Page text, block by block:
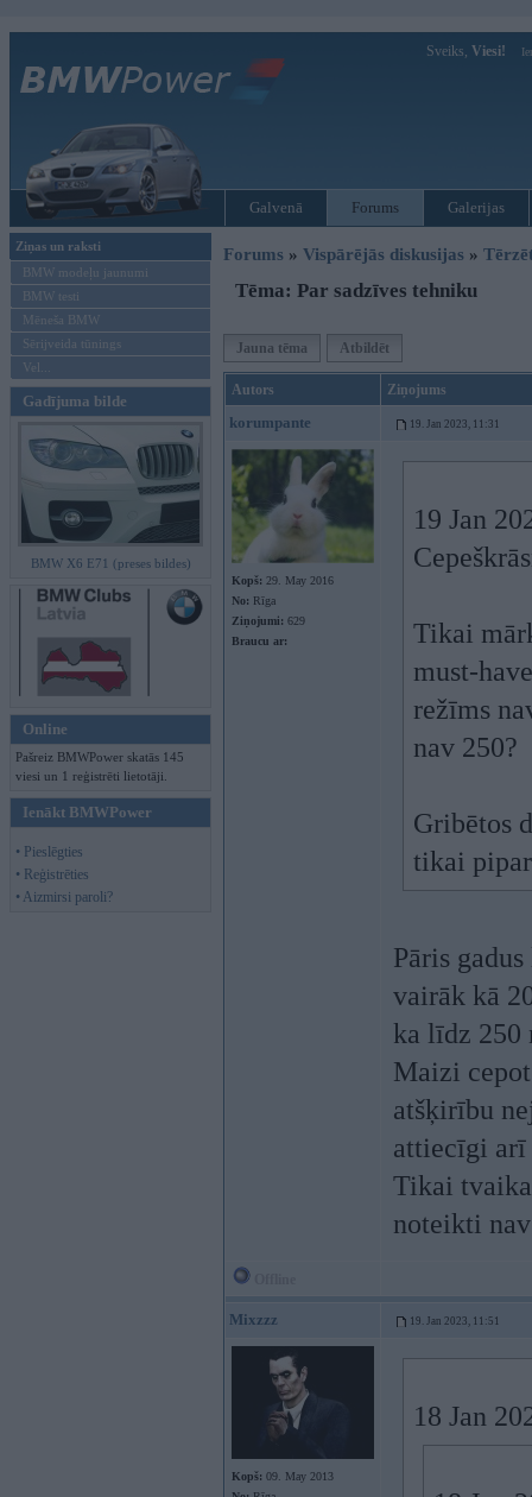
Sveiks, Viesi!
Galvenā Forums Galerijas
Ziņas un raksti
BMW modeļu jaunumi
BMW testi
Mēneša BMW
Sērijveida tūnings
Vel...
Gadījuma bilde
BMW X6 E71 (preses bildes)
Online
Pašreiz BMWPower skatās 145
viesi un 1 reģistrēti lietotāji.
Ienākt BMWPower
• Pieslēgties
• Reģistrēties
• Aizmirsi paroli?
Forums » Vispārējās diskusijas »
Tēma: Par sadzīves tehniku
Jauna tēma Atbildēt
Autors Ziņojums
korumpante 19. Jan 2023, 11:31
Kopš: 29. May 2016
No: Rīga
Ziņojumi: 629
Braucu ar:
19 Jan
Tikai
must-
režīms
nav 250?
Gribētos
tikai
Pāris
vairāk kā
ka līdz 250
Maizi
atšķirību
attiecīgi arī
Tikai
noteikti
Mixzzz 19. Jan 2023, 11:51
Kopš: 09. May 2013
18 Jan